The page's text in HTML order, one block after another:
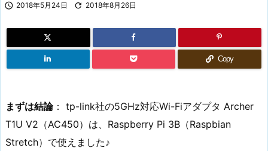
 2018年5月24日  2018年8月26日
Copy
まずは結論： tp-link社の5GHz対応Wi-Fiアダプタ Archer
T1U V2（AC450）は、Raspberry Pi 3B（Raspbian
Stretch）で使えました♪